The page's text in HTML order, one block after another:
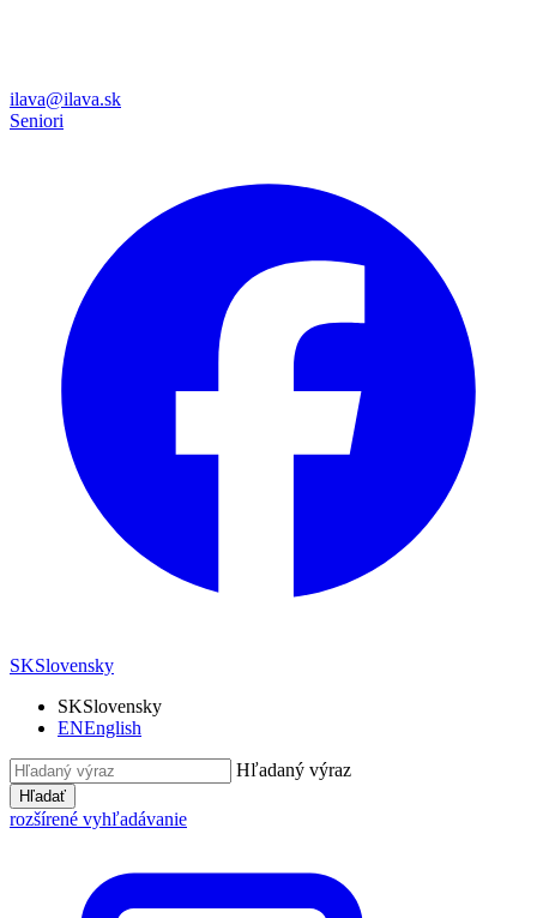
ilava@ilava.sk
Seniori
SKSlovensky
SKSlovensky
ENEnglish
Hľadaný výraz
Hľadať
rozšírené vyhľadávanie